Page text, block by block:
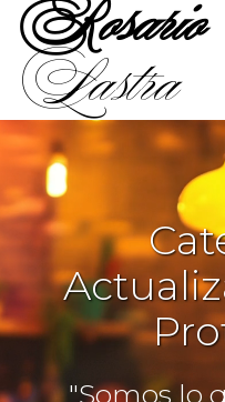
Rosario
Lastra
"Somos lo